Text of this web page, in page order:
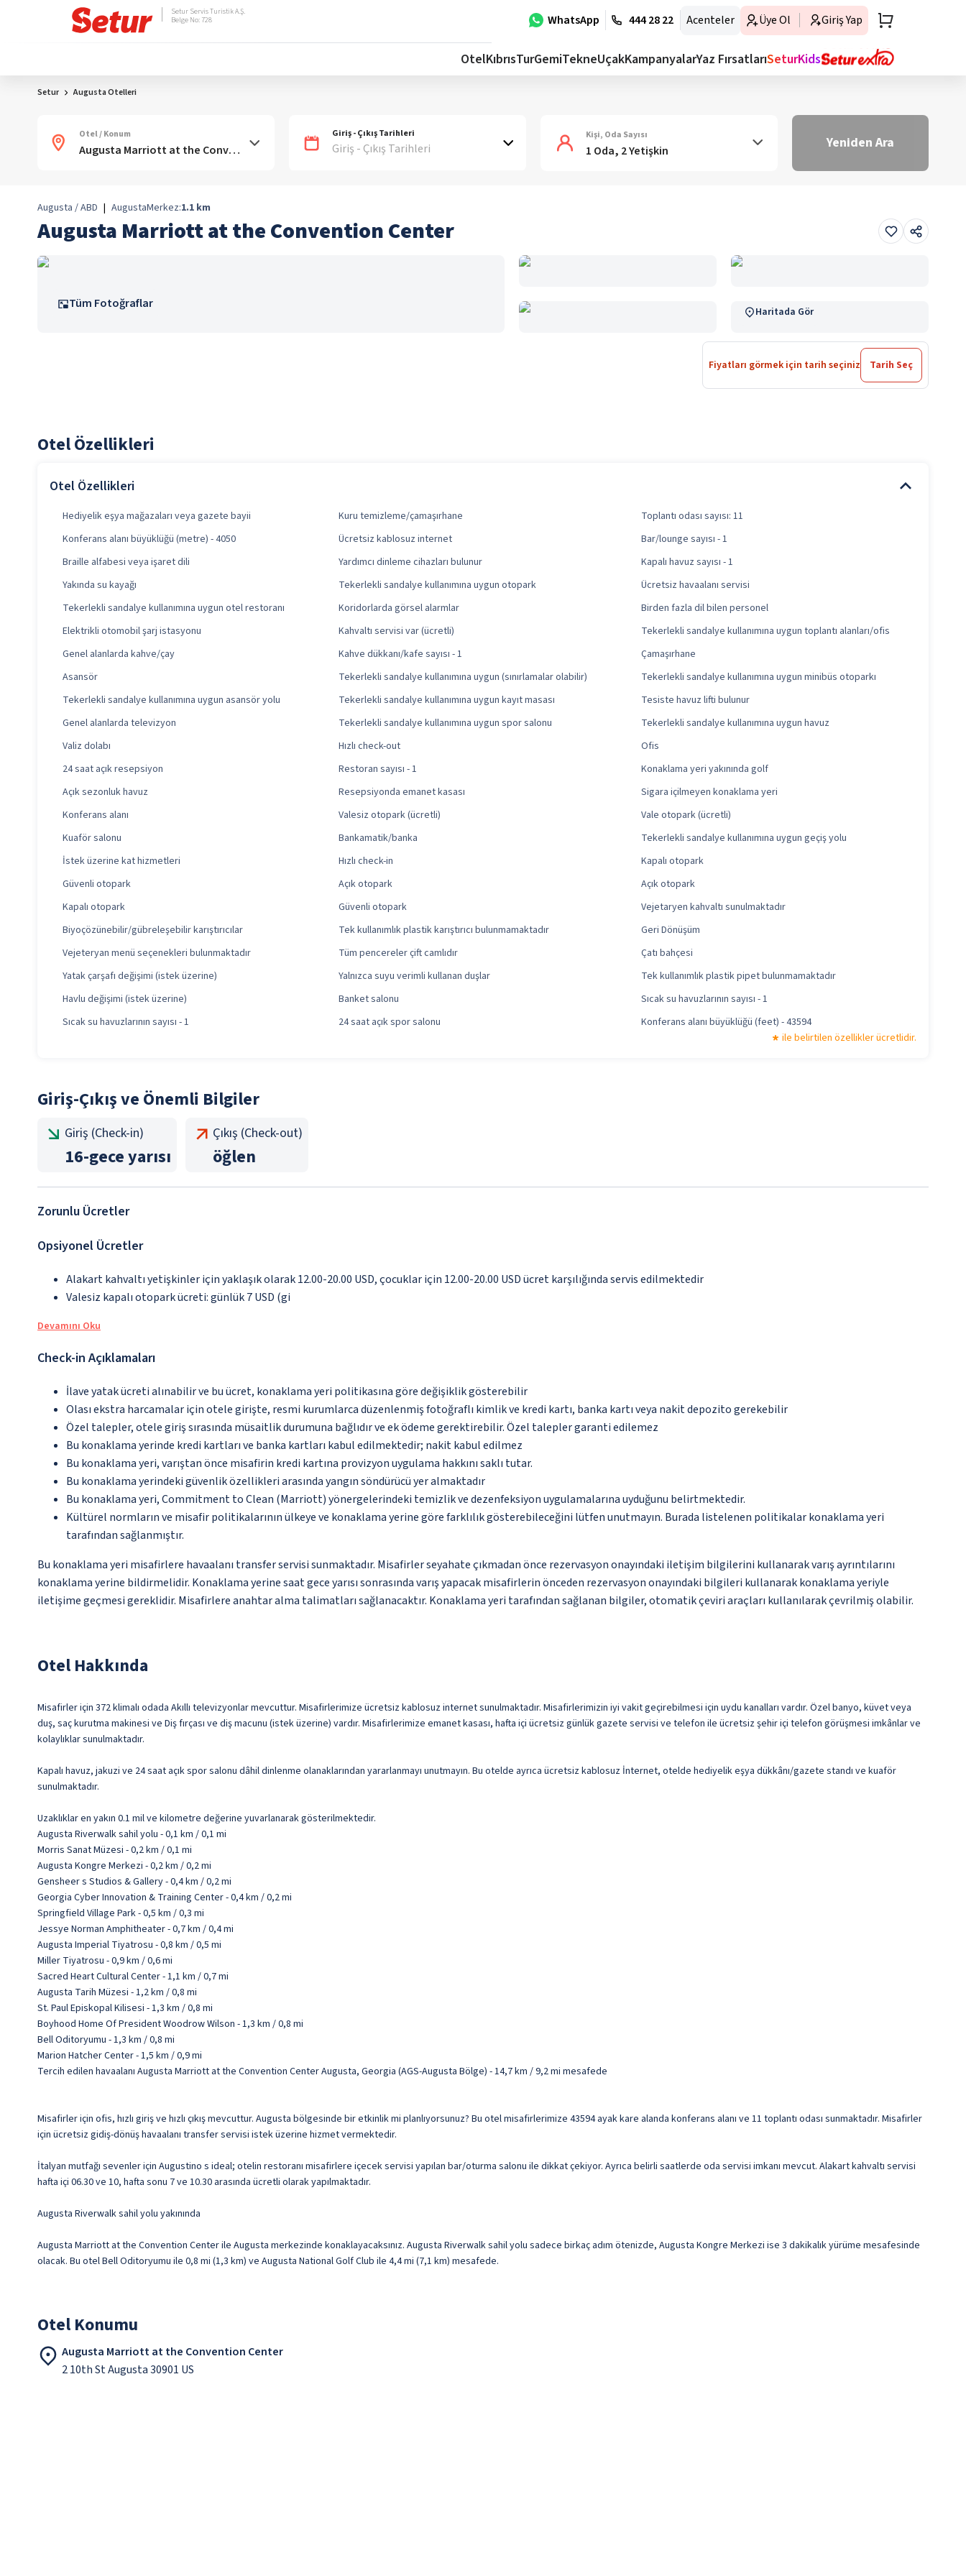
WhatsApp 444 28 22 Acenteler Üye Ol Giriş Yap
Setur Servis Turistik A.Ş.
Belge No: 728
OtelKıbrısTurGemiTekneUçakKampanyalarYaz FırsatlarıSeturKids
Setur Augusta Otelleri
Otel / Konum Giriş - Çıkış Tarihleri
Giriş - Çıkış Tarihleri
Kişi, Oda Sayısı
1 Oda, 2 Yetişkin Yeniden Ara
Augusta / ABD | AugustaMerkez:1.1 km
Augusta Marriott at the Convention Center
Tüm Fotoğraflar
Haritada Gör
Fiyatları görmek için tarih seçiniz Tarih Seç
Otel Özellikleri
Otel Özellikleri
Hediyelik eşya mağazaları veya gazete bayii Kuru temizleme/çamaşırhane
Toplantı odası sayısı: 11
Konferans alanı büyüklüğü (metre) - 4050
Ücretsiz kablosuz internet
Bar/lounge sayısı - 1
Braille alfabesi veya işaret dili
Yardımcı dinleme cihazları bulunur
Kapalı havuz sayısı - 1
Yakında su kayağı
Tekerlekli sandalye kullanımına uygun otopark
Ücretsiz havaalanı servisi
Tekerlekli sandalye kullanımına uygun otel restoranı
Koridorlarda görsel alarmlar
Birden fazla dil bilen personel
Elektrikli otomobil şarj istasyonu
Kahvaltı servisi var (ücretli)
Tekerlekli sandalye kullanımına uygun toplantı alanları/ofis
Genel alanlarda kahve/çay
Kahve dükkanı/kafe sayısı - 1
Çamaşırhane
Asansör
Tekerlekli sandalye kullanımına uygun (sınırlamalar olabilir)
Tekerlekli sandalye kullanımına uygun minibüs otoparkı
Tekerlekli sandalye kullanımına uygun asansör yolu
Tekerlekli sandalye kullanımına uygun kayıt masası
Tesiste havuz lifti bulunur
Genel alanlarda televizyon
Tekerlekli sandalye kullanımına uygun spor salonu
Tekerlekli sandalye kullanımına uygun havuz
Valiz dolabı
Hızlı check-out
Ofis
24 saat açık resepsiyon
Restoran sayısı - 1
Konaklama yeri yakınında golf
Açık sezonluk havuz
Resepsiyonda emanet kasası
Sigara içilmeyen konaklama yeri
Konferans alanı
Valesiz otopark (ücretli)
Vale otopark (ücretli)
Kuaför salonu
Bankamatik/banka
Tekerlekli sandalye kullanımına uygun geçiş yolu
İstek üzerine kat hizmetleri
Hızlı check-in
Kapalı otopark
Güvenli otopark
Açık otopark
Açık otopark
Kapalı otopark
Güvenli otopark
Vejetaryen kahvaltı sunulmaktadır
Biyoçözünebilir/gübreleşebilir karıştırıcılar
Tek kullanımlık plastik karıştırıcı bulunmamaktadır
Geri Dönüşüm
Vejeteryan menü seçenekleri bulunmaktadır
Tüm pencereler çift camlıdır
Çatı bahçesi
Yatak çarşafı değişimi (istek üzerine)
Yalnızca suyu verimli kullanan duşlar
Tek kullanımlık plastik pipet bulunmamaktadır
Havlu değişimi (istek üzerine)
Banket salonu
Sıcak su havuzlarının sayısı - 1
Sıcak su havuzlarının sayısı - 1
24 saat açık spor salonu
Konferans alanı büyüklüğü (feet) - 43594
ile belirtilen özellikler ücretlidir.
Giriş-Çıkış ve Önemli Bilgiler
Giriş (Check-in)
16-gece yarısı
Çıkış (Check-out)
öğlen
Zorunlu Ücretler
Opsiyonel Ücretler
Alakart kahvaltı yetişkinler için yaklaşık olarak 12.00-20.00 USD, çocuklar için 12.00-20.00 USD ücret karşılığında servis edilmektedir
Valesiz kapalı otopark ücreti: günlük 7 USD (gi
Devamını Oku
Check-in Açıklamaları
İlave yatak ücreti alınabilir ve bu ücret, konaklama yeri politikasına göre değişiklik gösterebilir
Olası ekstra harcamalar için otele girişte, resmi kurumlarca düzenlenmiş fotoğraflı kimlik ve kredi kartı, banka kartı veya nakit depozito gerekebilir
Özel talepler, otele giriş sırasında müsaitlik durumuna bağlıdır ve ek ödeme gerektirebilir. Özel talepler garanti edilemez
Bu konaklama yerinde kredi kartları ve banka kartları kabul edilmektedir; nakit kabul edilmez
Bu konaklama yeri, varıştan önce misafirin kredi kartına provizyon uygulama hakkını saklı tutar.
Bu konaklama yerindeki güvenlik özellikleri arasında yangın söndürücü yer almaktadır
Bu konaklama yeri, Commitment to Clean (Marriott) yönergelerindeki temizlik ve dezenfeksiyon uygulamalarına uyduğunu belirtmektedir.
Kültürel normların ve misafir politikalarının ülkeye ve konaklama yerine göre farklılık gösterebileceğini lütfen unutmayın. Burada listelenen politikalar konaklama yeri
tarafından sağlanmıştır.
Bu konaklama yeri misafirlere havaalanı transfer servisi sunmaktadır. Misafirler seyahate çıkmadan önce rezervasyon onayındaki iletişim bilgilerini kullanarak varış ayrıntılarını
konaklama yerine bildirmelidir. Konaklama yerine saat gece yarısı sonrasında varış yapacak misafirlerin önceden rezervasyon onayındaki bilgileri kullanarak konaklama yeriyle
iletişime geçmesi gereklidir. Misafirlere anahtar alma talimatları sağlanacaktır. Konaklama yeri tarafından sağlanan bilgiler, otomatik çeviri araçları kullanılarak çevrilmiş olabilir.
Otel Hakkında
Misafirler için 372 klimalı odada Akıllı televizyonlar mevcuttur. Misafirlerimize ücretsiz kablosuz internet sunulmaktadır. Misafirlerimizin iyi vakit geçirebilmesi için uydu kanalları vardır. Özel banyo, küvet veya
duş, saç kurutma makinesi ve Diş fırçası ve diş macunu (istek üzerine) vardır. Misafirlerimize emanet kasası, hafta içi ücretsiz günlük gazete servisi ve telefon ile ücretsiz şehir içi telefon görüşmesi imkânlar ve
kolaylıklar sunulmaktadır.
Kapalı havuz, jakuzi ve 24 saat açık spor salonu dâhil dinlenme olanaklarından yararlanmayı unutmayın. Bu otelde ayrıca ücretsiz kablosuz İnternet, otelde hediyelik eşya dükkânı/gazete standı ve kuaför
sunulmaktadır.
Uzaklıklar en yakın 0.1 mil ve kilometre değerine yuvarlanarak gösterilmektedir.
Augusta Riverwalk sahil yolu - 0,1 km / 0,1 mi
Morris Sanat Müzesi - 0,2 km / 0,1 mi
Augusta Kongre Merkezi - 0,2 km / 0,2 mi
Gensheer s Studios & Gallery - 0,4 km / 0,2 mi
Georgia Cyber Innovation & Training Center - 0,4 km / 0,2 mi
Springfield Village Park - 0,5 km / 0,3 mi
Jessye Norman Amphitheater - 0,7 km / 0,4 mi
Augusta Imperial Tiyatrosu - 0,8 km / 0,5 mi
Miller Tiyatrosu - 0,9 km / 0,6 mi
Sacred Heart Cultural Center - 1,1 km / 0,7 mi
Augusta Tarih Müzesi - 1,2 km / 0,8 mi
St. Paul Episkopal Kilisesi - 1,3 km / 0,8 mi
Boyhood Home Of President Woodrow Wilson - 1,3 km / 0,8 mi
Bell Oditoryumu - 1,3 km / 0,8 mi
Marion Hatcher Center - 1,5 km / 0,9 mi
Tercih edilen havaalanı Augusta Marriott at the Convention Center Augusta, Georgia (AGS-Augusta Bölge) - 14,7 km / 9,2 mi mesafede
Misafirler için ofis, hızlı giriş ve hızlı çıkış mevcuttur. Augusta bölgesinde bir etkinlik mi planlıyorsunuz? Bu otel misafirlerimize 43594 ayak kare alanda konferans alanı ve 11 toplantı odası sunmaktadır. Misafirler
için ücretsiz gidiş-dönüş havaalanı transfer servisi istek üzerine hizmet vermektedir.
İtalyan mutfağı sevenler için Augustino s ideal; otelin restoranı misafirlere içecek servisi yapılan bar/oturma salonu ile dikkat çekiyor. Ayrıca belirli saatlerde oda servisi imkanı mevcut. Alakart kahvaltı servisi
hafta içi 06.30 ve 10, hafta sonu 7 ve 10.30 arasında ücretli olarak yapılmaktadır.
Augusta Riverwalk sahil yolu yakınında
Augusta Marriott at the Convention Center ile Augusta merkezinde konaklayacaksınız. Augusta Riverwalk sahil yolu sadece birkaç adım ötenizde, Augusta Kongre Merkezi ise 3 dakikalık yürüme mesafesinde
olacak. Bu otel Bell Oditoryumu ile 0,8 mi (1,3 km) ve Augusta National Golf Club ile 4,4 mi (7,1 km) mesafede.
Otel Konumu
Augusta Marriott at the Convention Center
2 10th St Augusta 30901 US